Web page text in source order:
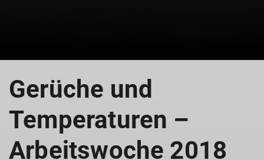
Gerüche und
Temperaturen –
Arbeitswoche 2018